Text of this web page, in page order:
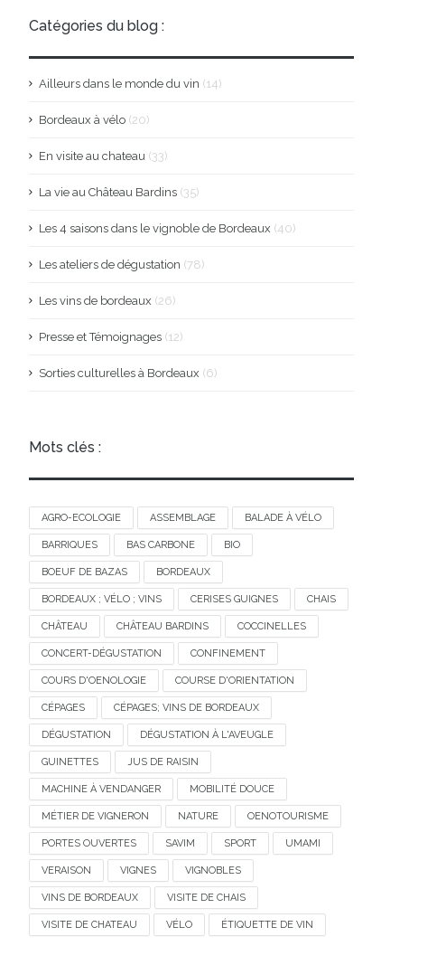
Catégories du blog :
Ailleurs dans le monde du vin (14)
Bordeaux à vélo (20)
En visite au chateau (33)
La vie au Château Bardins (35)
Les 4 saisons dans le vignoble de Bordeaux (40)
Les ateliers de dégustation (78)
Les vins de bordeaux (26)
Presse et Témoignages (12)
Sorties culturelles à Bordeaux (6)
Mots clés :
AGRO-ECOLOGIE ASSEMBLAGE BALADE À VÉLO
BARRIQUES BAS CARBONE BIO
BOEUF DE BAZAS BORDEAUX
BORDEAUX ; VÉLO ; VINS CERISES GUIGNES CHAIS
CHÂTEAU CHÂTEAU BARDINS COCCINELLES
CONCERT-DÉGUSTATION CONFINEMENT
COURS D'OENOLOGIE COURSE D'ORIENTATION
CÉPAGES CÉPAGES; VINS DE BORDEAUX
DÉGUSTATION DÉGUSTATION À L'AVEUGLE
GUINETTES JUS DE RAISIN
MACHINE À VENDANGER MOBILITÉ DOUCE
MÉTIER DE VIGNERON NATURE OENOTOURISME
PORTES OUVERTES SAVIM SPORT UMAMI
VERAISON VIGNES VIGNOBLES
VINS DE BORDEAUX VISITE DE CHAIS
VISITE DE CHATEAU VÉLO ÉTIQUETTE DE VIN